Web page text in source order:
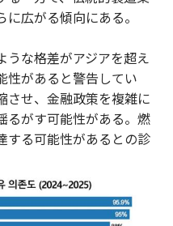
広がる傾向にある。
うな格差がアジアを超え
性があると警告してい
させ、金融政策を複雑に
るがす可能性がある。燃
する可能性があるとの診